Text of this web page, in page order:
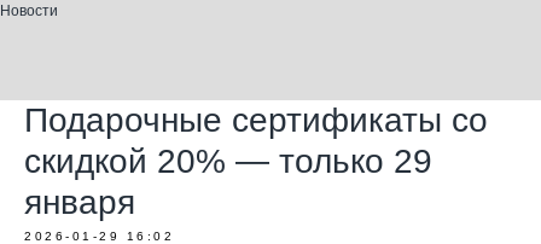
Новости
Подарочные сертификаты со
скидкой 20% — только 29
января
2026-01-29 16:02